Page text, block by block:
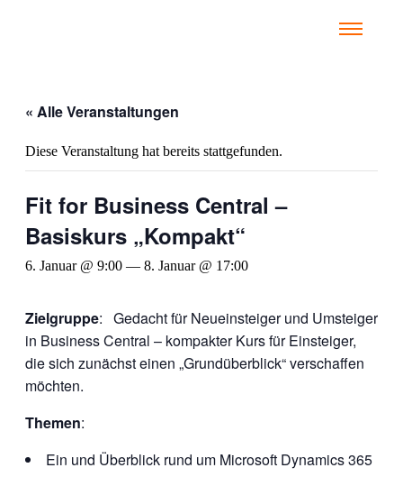
« Alle Veranstaltungen
Diese Veranstaltung hat bereits stattgefunden.
Fit for Business Central –
Basiskurs „Kompakt“
6. Januar @ 9:00 — 8. Januar @ 17:00
Zielgruppe: Gedacht für Neueinsteiger und Umsteiger
in Business Central – kompakter Kurs für Einsteiger,
die sich zunächst einen „Grundüberblick“ verschaffen
möchten.
Themen:
Ein und Überblick rund um Microsoft Dynamics 365